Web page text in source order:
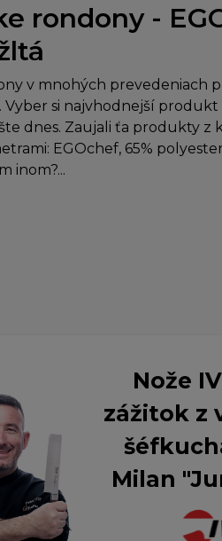
rondony -
v mnohých prevedeniach
Vyber si najvhodnejší
dnes. Zaujali ťa produkty z
EGOchef, 65%
inom?...
Nože
zážitok z
Milan